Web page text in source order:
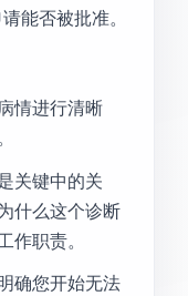
能否被批准。
情进行清晰
关键中的关
什么这个诊断
作职责。
确您开始无法